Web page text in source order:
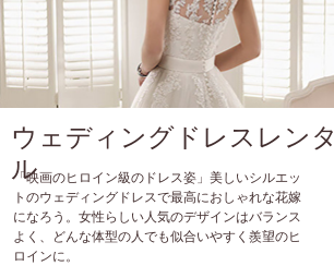
2014年１111月23
「映画のヒロイン級のドレス姿」美しいシルエッ
トのウェディングドレスで最高におしゃれな花嫁
になろう。女性らしい人気のデザインはバランス
よく、どんな体型の人でも似合いやすく羨望のヒ
ロインに。
ウェディングドレスレンタ
ル